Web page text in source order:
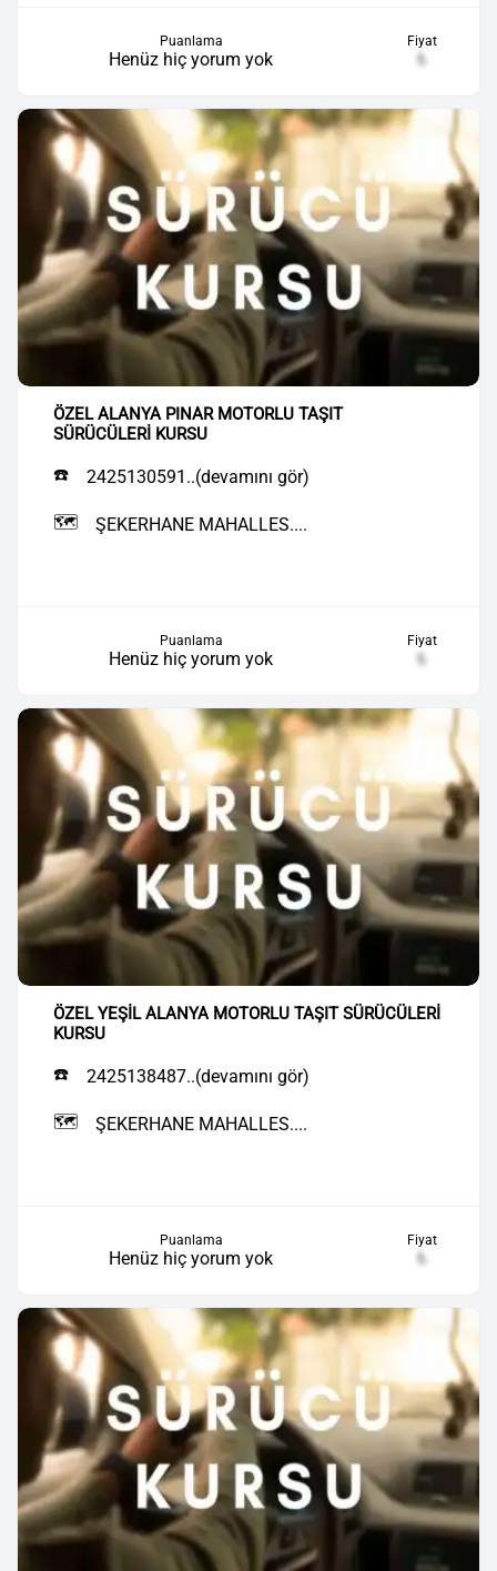
Puanlama
Henüz hiç yorum yok
Fiyat
₺
ÖZEL ALANYA PINAR MOTORLU TAŞIT
SÜRÜCÜLERİ KURSU
☎️ 2425130591..(devamını gör)
🗺️ ŞEKERHANE MAHALLES....
Puanlama
Henüz hiç yorum yok
Fiyat
₺
ÖZEL YEŞİL ALANYA MOTORLU TAŞIT SÜRÜCÜLERİ
KURSU
☎️ 2425138487..(devamını gör)
🗺️ ŞEKERHANE MAHALLES....
Puanlama
Henüz hiç yorum yok
Fiyat
₺